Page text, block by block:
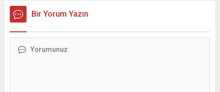
Trabzon’daki toplam 643
konut ile 232 iş yerini satışa
Bir Yorum Yazın